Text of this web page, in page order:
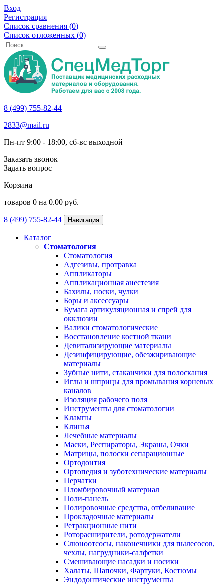
Вход
Регистрация
Список сравнения (0)
Список отложенных (0)
8 (499) 755-82-44
2833@mail.ru
Пн-пт 9:00 - 18:00, сб-вс выходной
Заказать звонок
Задать вопрос
Корзина
товаров 0 на 0.00 руб.
8 (499) 755-82-44 Навигация
Каталог
Стоматология
Стоматология
Адгезивы, протравка
Аппликаторы
Аппликационная анестезия
Бахилы, носки, чулки
Боры и аксессуары
Бумага артикуляционная и спрей для
окклюзии
Валики стоматологические
Восстановление костной ткани
Девитализирующие материалы
Дезинфицирующие, обезжиривающие
материалы
Зубные нити, стаканчики для полоскания
Иглы и шприцы для промывания корневых
каналов
Изоляция рабочего поля
Инструменты для стоматологии
Клампы
Клинья
Лечебные материалы
Маски, Респираторы, Экраны, Очки
Матрицы, полоски сепарационные
Ортодонтия
Ортопедия и зуботехнические материалы
Перчатки
Пломбировочный материал
Поли-панель
Полировочные средства, отбеливание
Прокладочные материалы
Ретракционные нити
Роторасширители, ротодержатели
Слюноотсосы, наконечники для пылесосов,
чехлы, нагрудники-салфетки
Смешивающие насадки и носики
Халаты, Шапочки, Фартуки, Костюмы
Эндодонтические инструменты